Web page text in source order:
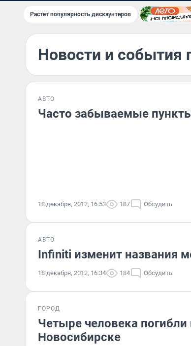
Растет популярность дискаунтеров
Новости и события
АВТО
Часто забываемые
18 декабря, 2012, 16:53 187 Обсудить
АВТО
Infiniti изменит названия
18 декабря, 2012, 16:34 184 Обсудить
ГОРОД
Четыре человека
Новосибирске